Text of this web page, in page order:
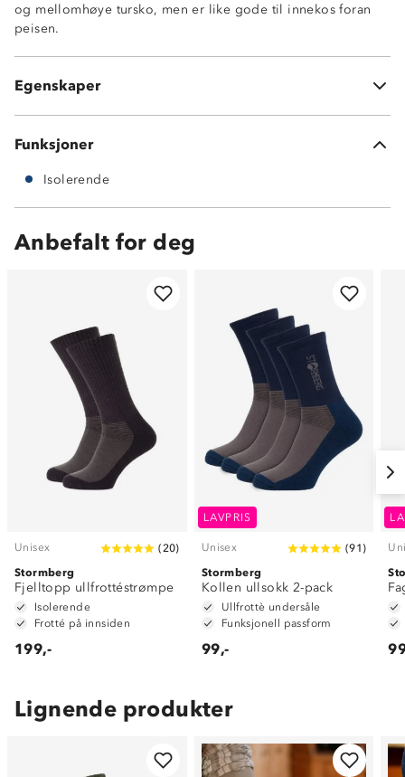
og mellomhøye tursko, men er like gode til innekos foran
peisen.
Egenskaper
60% ull 38% nylon 2% spandex
Funksjoner
Isolerende
Anbefalt for deg
Unisex ( 20)
Stormberg
Fjelltopp ullfrottéstrømpe
Isolerende
Frotté på innsiden
199,-
LAVPRIS
Unisex (91 )
Stormberg
Kollen ullsokk 2-pack
Ullfrottè undersåle
Funksjonell passform
99,-
Lignende produkter